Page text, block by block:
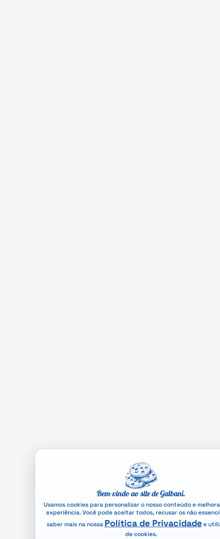
Bem-vindo ao site de Galbani.
Usamos cookies para personalizar o nosso conteúdo e
experiência. Você pode aceitar todos, recusar os não
saber mais na nossa Política de Privacidadee
de cookies.